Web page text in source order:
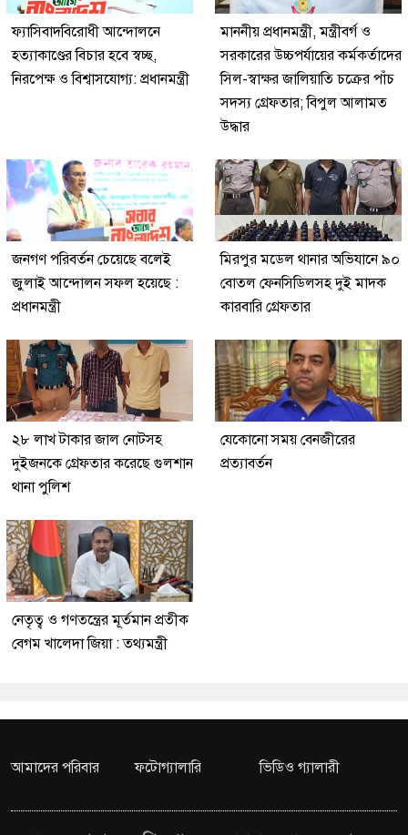
ফ্যাসিবাদবিরোধী আন্দোলনে
হত্যাকাণ্ডের বিচার হবে স্বচ্ছ,
নিরপেক্ষ ও বিশ্বাসযোগ্য: প্রধানমন্ত্রী
মাননীয় প্রধানমন্ত্রী, মন্ত্রীবর্গ ও
সরকারের উচ্চপর্যায়ের কর্মকর্তাদের
সিল-স্বাক্ষর জালিয়াতি চক্রের পাঁচ
সদস্য গ্রেফতার; বিপুল আলামত
উদ্ধার
জনগণ পরিবর্তন চেয়েছে বলেই
জুলাই আন্দোলন সফল হয়েছে :
প্রধানমন্ত্রী
মিরপুর মডেল থানার অভিযানে ৯০
বোতল ফেনসিডিলসহ দুই মাদক
কারবারি গ্রেফতার
২৮ লাখ টাকার জাল নোটসহ
দুইজনকে গ্রেফতার করেছে গুলশান
থানা পুলিশ
যেকোনো সময় বেনজীরের
প্রত্যাবর্তন
নেতৃত্ব ও গণতন্ত্রের মূর্তমান প্রতীক
বেগম খালেদা জিয়া : তথ্যমন্ত্রী
আমাদের পরিবার ফটোগ্যালারি ভিডিও গ্যালারী